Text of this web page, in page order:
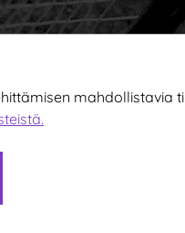
mahdollistavia